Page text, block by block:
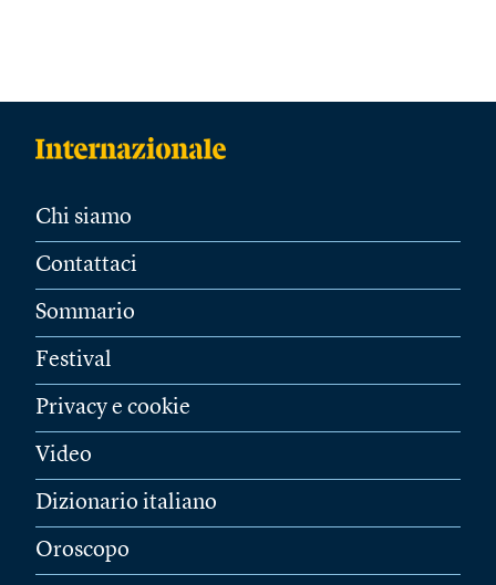
Chi siamo
Contattaci
Sommario
Festival
Privacy e cookie
Video
Dizionario italiano
Oroscopo